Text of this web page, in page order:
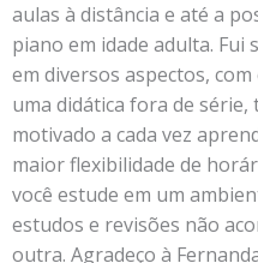
aulas à distância e até a
piano em idade adulta.
em diversos aspectos,
uma didática fora de
motivado a cada vez
maior flexibilidade de
você estude em um
estudos e revisões não
outra. Agradeço à